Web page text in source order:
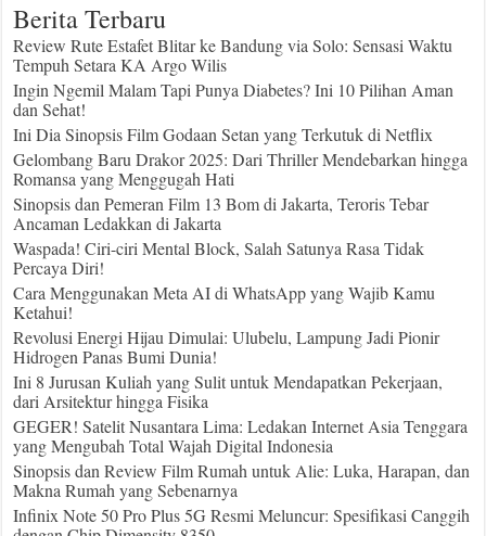
Berita Terbaru
Review Rute Estafet Blitar ke Bandung via Solo: Sensasi Waktu
Tempuh Setara KA Argo Wilis
Ingin Ngemil Malam Tapi Punya Diabetes? Ini 10 Pilihan Aman
dan Sehat!
Ini Dia Sinopsis Film Godaan Setan yang Terkutuk di Netflix
Gelombang Baru Drakor 2025: Dari Thriller Mendebarkan hingga
Romansa yang Menggugah Hati
Sinopsis dan Pemeran Film 13 Bom di Jakarta, Teroris Tebar
Ancaman Ledakkan di Jakarta
Waspada! Ciri-ciri Mental Block, Salah Satunya Rasa Tidak
Percaya Diri!
Cara Menggunakan Meta AI di WhatsApp yang Wajib Kamu
Ketahui!
Revolusi Energi Hijau Dimulai: Ulubelu, Lampung Jadi Pionir
Hidrogen Panas Bumi Dunia!
Ini 8 Jurusan Kuliah yang Sulit untuk Mendapatkan Pekerjaan,
dari Arsitektur hingga Fisika
GEGER! Satelit Nusantara Lima: Ledakan Internet Asia Tenggara
yang Mengubah Total Wajah Digital Indonesia
Sinopsis dan Review Film Rumah untuk Alie: Luka, Harapan, dan
Makna Rumah yang Sebenarnya
Infinix Note 50 Pro Plus 5G Resmi Meluncur: Spesifikasi Canggih